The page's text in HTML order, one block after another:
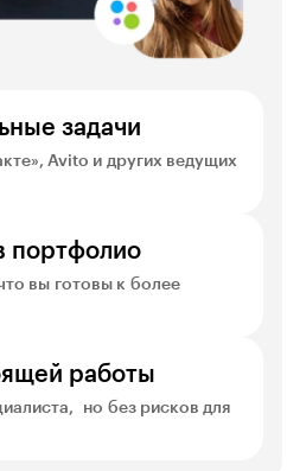
задачи
Avito и других ведущих
портфолио
вы готовы к более
работы
но без рисков для